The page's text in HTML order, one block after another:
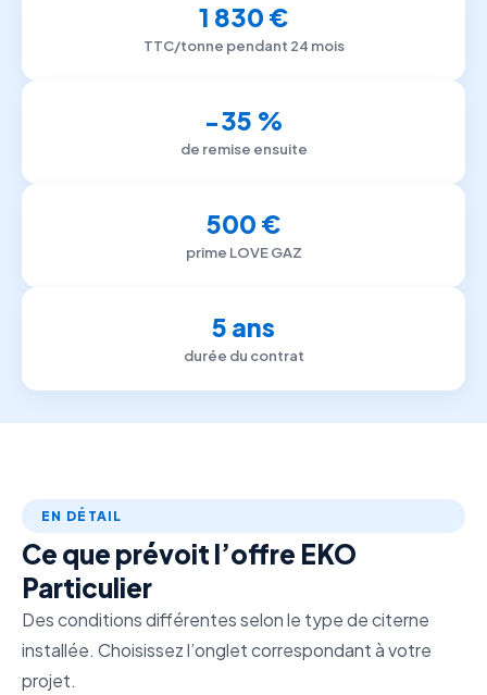
1 830 €
TTC/tonne pendant 24 mois
−35 %
de remise ensuite
500 €
prime LOVE GAZ
5 ans
durée du contrat
EN DÉTAIL
Ce que prévoit l’offre EKO
Particulier
Des conditions différentes selon le type de citerne
installée. Choisissez l’onglet correspondant à votre
projet.